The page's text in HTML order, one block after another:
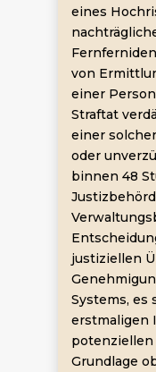
eines
von
einer
Straftat
einer
oder
binnen 48
justiziellen
Systems, es
erstmaligen
potenziellen
Grundlage